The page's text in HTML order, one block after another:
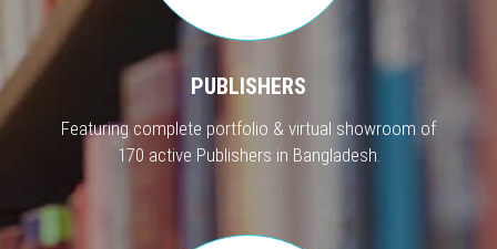
PUBLISHERS
Featuring complete portfolio & virtual showroom of
170 active Publishers in Bangladesh.